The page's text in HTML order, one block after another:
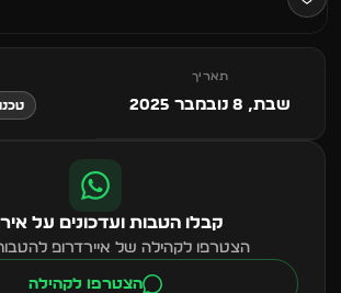
תאריך
שבת, 8 נובמבר 2025
קבלו הטבות ועדכונים על
הצטרפו לקהילה של איירדרופ להטבות
הצטרפו לקהילה